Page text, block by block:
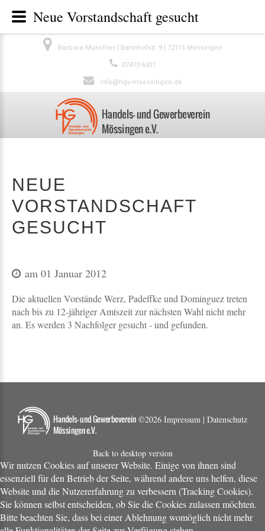
Barbara Muschler | Bahnhofstr. 9 | 72116 Mössingen
07473 6307
info@hgv-moessingen.de
NEUE
VORSTANDSCHAFT
GESUCHT
am 01 Januar 2012
Die aktuellen Vorstände Werz, Padeffke und Dominguez treten
nach bis zu 12-jähriger Amtszeit zur nächsten Wahl nicht mehr
an. Es werden 3 Nachfolger gesucht - und gefunden.
©2026 Impressum | Datenschutz
Back to desktop version
Wir nutzen Cookies auf unserer Website. Einige von ihnen sind
essenziell für den Betrieb der Seite, während andere uns helfen, diese
Website und die Nutzererfahrung zu verbessern (Tracking Cookies).
Sie können selbst entscheiden, ob Sie die Cookies zulassen möchten.
Bitte beachten Sie, dass bei einer Ablehnung womöglich nicht mehr
Neue Vorstandschaft gesucht